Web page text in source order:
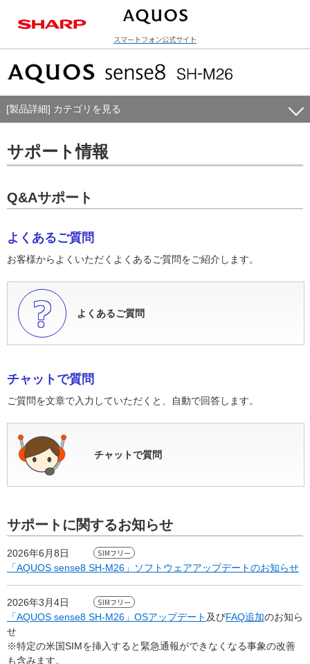
スマートフォン公式サイト
[製品詳細] カテゴリを見る
サポート情報
Q&Aサポート
よくあるご質問
お客様からよくいただくよくあるご質問をご紹介します。
よくあるご質問
チャットで質問
ご質問を文章で入力していただくと、自動で回答します。
チャットで質問
サポートに関するお知らせ
2026年6月8日
「AQUOS sense8 SH-M26」ソフトウェアアップデートのお知らせ
2026年3月4日
「AQUOS sense8 SH-M26」OSアップデート 及びFAQ追加のお知ら
せ
※特定の米国SIMを挿入すると緊急通報ができなくなる事象の改善
も含みます。